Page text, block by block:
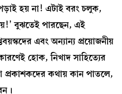
হয় না! এটাই বরং চলুক,
বুঝতেই পারছেন, এই
এবং অন্যান্য প্রয়োজনীয়
হোক, নিখাদ সাহিত্যের
প্রকাশকদের কথায় কান পাতলে,